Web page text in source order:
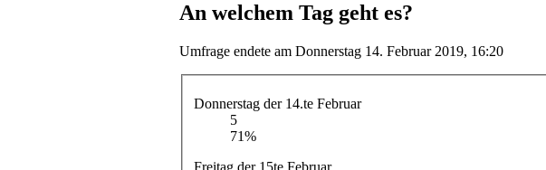
An welchem Tag geht es?
Umfrage endete am Donnerstag 14. Februar 2019, 16:20
Donnerstag der 14.te Februar
5
71%
Freitag der 15te Februar